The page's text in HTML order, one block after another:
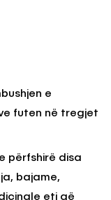
e
futen në tregjet
përfshirë disa
bajame,
etj që